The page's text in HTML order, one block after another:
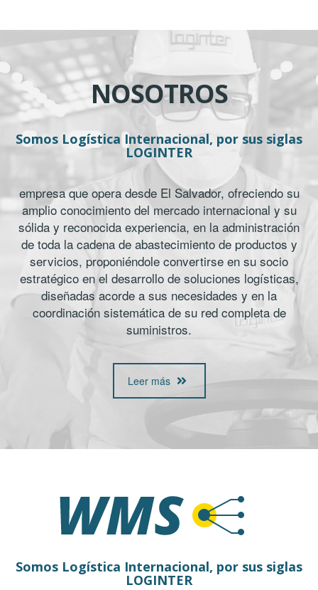
NOSOTROS
Somos Logística Internacional, por sus siglas
LOGINTER
empresa que opera desde El Salvador, ofreciendo su
amplio conocimiento del mercado internacional y su
sólida y reconocida experiencia, en la administración
de toda la cadena de abastecimiento de productos y
servicios, proponiéndole convertirse en su socio
estratégico en el desarrollo de soluciones logísticas,
diseñadas acorde a sus necesidades y en la
coordinación sistemática de su red completa de
suministros.
Leer más
Somos Logística Internacional, por sus siglas
LOGINTER